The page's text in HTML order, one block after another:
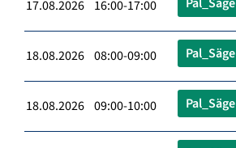
17.08.2026 16:00-17:00
18.08.2026 08:00-09:00 Pal_Säge
18.08.2026 09:00-10:00 Pal_Säge